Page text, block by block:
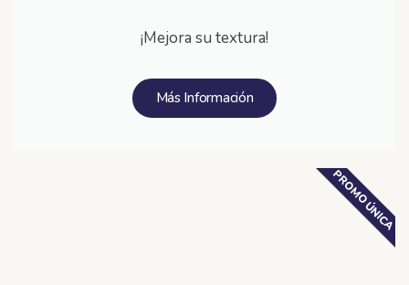
¡Mejora su textura!
Más Información
PROMO ÚNICA